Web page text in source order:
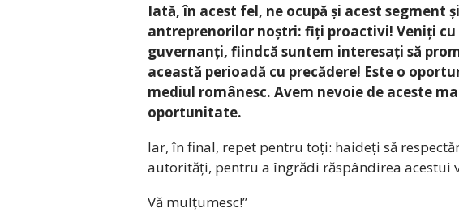
Iată, în acest fel, ne ocupă și acest segment
antreprenorilor noștri: fiți proactivi! Veniți
guvernanți, fiindcă suntem interesați să
această perioadă cu precădere! Este o
mediul românesc. Avem nevoie de aceste
oportunitate.
Iar, în final, repet pentru toți: haideți să
autorități, pentru a îngrădi răspândirea acestui
Vă mulțumesc!”